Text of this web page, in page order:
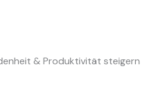
& Produktivität steigern